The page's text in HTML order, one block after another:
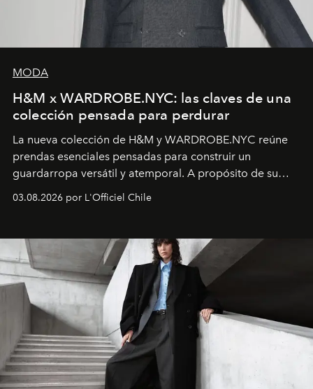
MODA
H&M x WARDROBE.NYC: las claves de una
colección pensada para perdurar
La nueva colección de H&M y WARDROBE.NYC reúne
prendas esenciales pensadas para construir un
guardarropa versátil y atemporal. A propósito de su
lanzamiento, los fundadores de la firma neoyorquina y
la asesora creativa y jefa de diseño global de la marca
y la filosofía detrás de la propuesta.
03.08.2026 por L'Officiel Chile